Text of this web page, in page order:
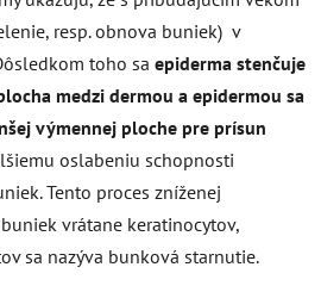
resp. obnova buniek) v
toho sa epiderma stenčuje
medzi dermou a epidermou sa
výmennej ploche pre prísun
oslabeniu schopnosti
Tento proces zníženej
vrátane keratinocytov,
sa nazýva bunková starnutie.